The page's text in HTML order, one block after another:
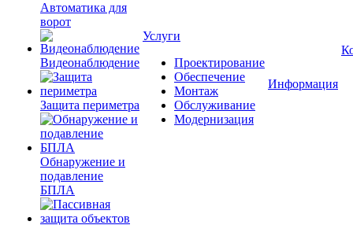
Автоматика для
ворот
Видеонаблюдение
Защита периметра
Обнаружение и
подавление
БПЛА
Услуги
Проектирование
Обеспечение
Монтаж
Обслуживание
Модернизация
Информация